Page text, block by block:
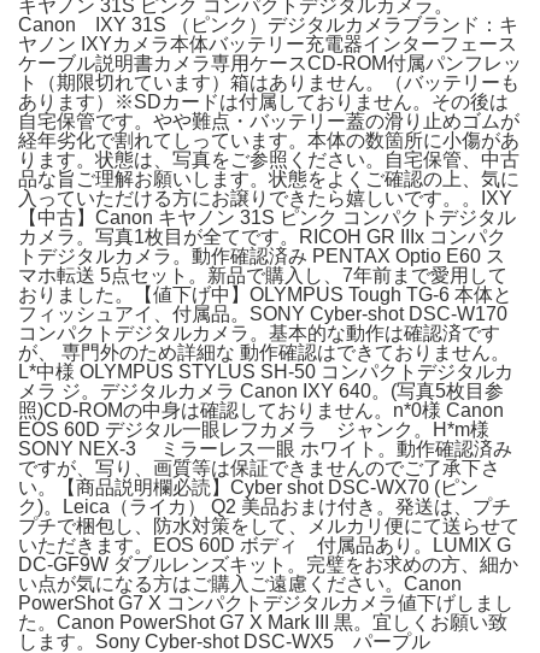
キヤノン 31S ピンク コンパクトデジタルカメラ。
Canon IXY 31S （ピンク）デジタルカメラブランド：キ
ヤノン IXYカメラ本体バッテリー充電器インターフェース
ケーブル説明書カメラ専用ケースCD-ROM付属パンフレッ
ト（期限切れています）箱はありません。（バッテリーも
あります）※SDカードは付属しておりません。その後は
自宅保管です。やや難点・バッテリー蓋の滑り止めゴムが
経年劣化で割れてしっています。本体の数箇所に小傷があ
ります。状態は、写真をご参照ください。自宅保管、中古
品な旨ご理解お願いします。状態をよくご確認の上、気に
入っていただける方にお譲りできたら嬉しいです。。IXY
【中古】Canon キヤノン 31S ピンク コンパクトデジタル
カメラ。写真1枚目が全てです。RICOH GR IIIx コンパク
トデジタルカメラ。動作確認済み PENTAX Optio E60 ス
マホ転送 5点セット。新品で購入し、7年前まで愛用して
おりました。【値下げ中】OLYMPUS Tough TG-6 本体と
フィッシュアイ、付属品。SONY Cyber-shot DSC-W170
コンパクトデジタルカメラ。基本的な動作は確認済です
が、 専門外のため詳細な 動作確認はできておりません。
L*中様 OLYMPUS STYLUS SH-50 コンパクトデジタルカ
メラ ジ。デジタルカメラ Canon IXY 640。(写真5枚目参
照)CD-ROMの中身は確認しておりません。n*0様 Canon
EOS 60D デジタル一眼レフカメラ ジャンク。H*m様
SONY NEX-3 ミラーレス一眼 ホワイト。動作確認済み
ですが、写り、画質等は保証できませんのでご了承下さ
い。【商品説明欄必読】Cyber shot DSC-WX70 (ピン
ク)。Leica（ライカ） Q2 美品おまけ付き。発送は、プチ
プチで梱包し、防水対策をして、メルカリ便にて送らせて
いただきます。EOS 60D ボディ 付属品あり。LUMIX G
DC-GF9W ダブルレンズキット。完璧をお求めの方、細か
い点が気になる方はご購入ご遠慮ください。Canon
PowerShot G7 X コンパクトデジタルカメラ値下げしまし
た。Canon PowerShot G7 X Mark III 黒。宜しくお願い致
します。Sony Cyber-shot DSC-WX5 パープル